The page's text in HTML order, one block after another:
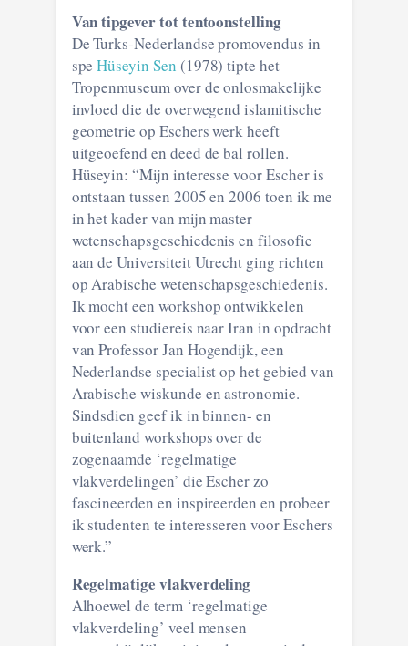
Van tipgever tot tentoonstelling
De Turks-Nederlandse promovendus in
speHüseyin Sen (1978) tipte het
Tropenmuseum over de onlosmakelijke
invloed die de overwegend islamitische
geometrie op Eschers werk heeft
uitgeoefend en deed de bal rollen.
Hüseyin: “Mijn interesse voor Escher is
ontstaan tussen 2005 en 2006 toen ik me
in het kader van mijn master
wetenschapsgeschiedenis en filosofie
aan de Universiteit Utrecht ging richten
op Arabische wetenschapsgeschiedenis.
Ik mocht een workshop ontwikkelen
voor een studiereis naar Iran in opdracht
van Professor Jan Hogendijk, een
Nederlandse specialist op het gebied van
Arabische wiskunde en astronomie.
Sindsdien geef ik in binnen- en
buitenland workshops over de
zogenaamde ‘regelmatige
vlakverdelingen’ die Escher zo
fascineerden en inspireerden en probeer
ik studenten te interesseren voor Eschers
werk.”
Regelmatige vlakverdeling
Alhoewel de term ‘regelmatige
vlakverdeling’ veel mensen